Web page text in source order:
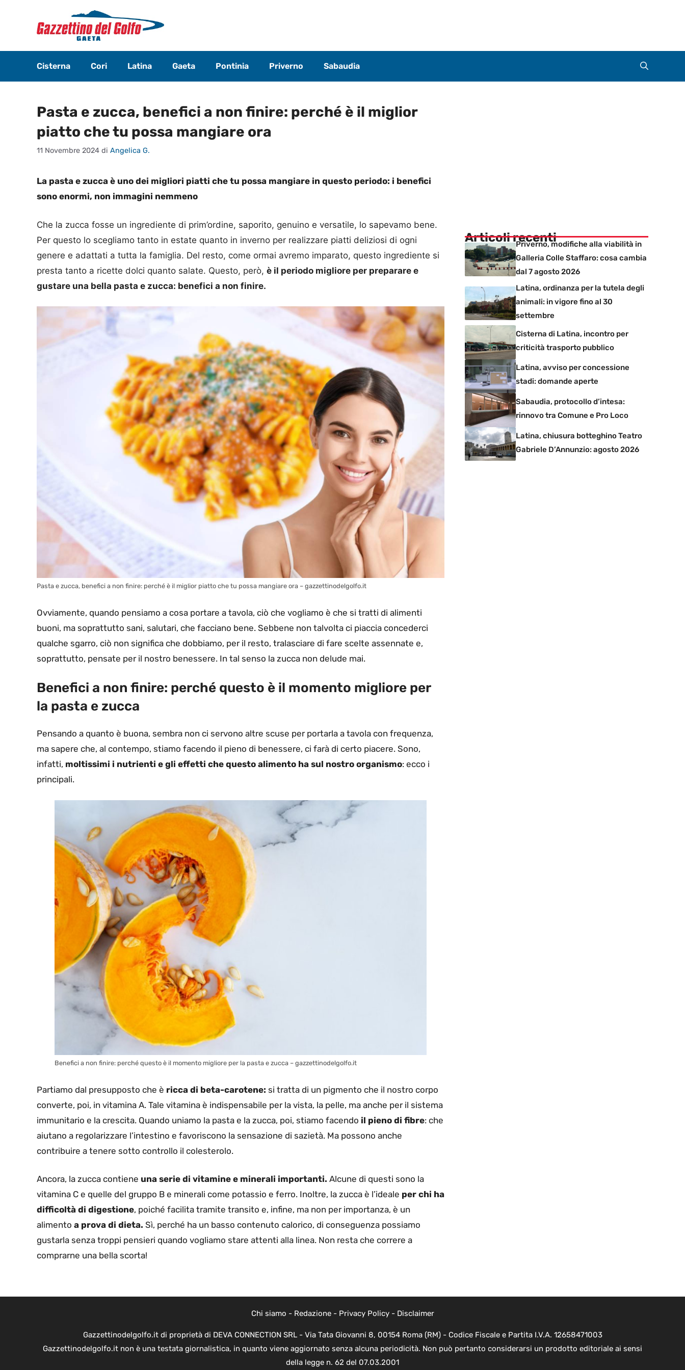
contenuto
Cisterna Cori Latina Gaeta Pontinia Priverno Sabaudia
Pasta e zucca, benefici a non finire: perché è il miglior
piatto che tu possa mangiare ora
11 Novembre 2024 di Angelica G.
La pasta e zucca è uno dei migliori piatti che tu possa mangiare in questo periodo: i benefici
sono enormi, non immagini nemmeno
Che la zucca fosse un ingrediente di prim’ordine, saporito, genuino e versatile, lo sapevamo bene.
Per questo lo scegliamo tanto in estate quanto in inverno per realizzare piatti deliziosi di ogni
genere e adattati a tutta la famiglia. Del resto, come ormai avremo imparato, questo ingrediente si
presta tanto a ricette dolci quanto salate. Questo, però, è il periodo migliore per preparare e
gustare una bella pasta e zucca: benefici a non finire.
Pasta e zucca, benefici a non finire: perché è il miglior piatto che tu possa mangiare ora – gazzettinodelgolfo.it
Ovviamente, quando pensiamo a cosa portare a tavola, ciò che vogliamo è che si tratti di alimenti
buoni, ma soprattutto sani, salutari, che facciano bene. Sebbene non talvolta ci piaccia concederci
qualche sgarro, ciò non significa che dobbiamo, per il resto, tralasciare di fare scelte assennate e,
soprattutto, pensate per il nostro benessere. In tal senso la zucca non delude mai.
Benefici a non finire: perché questo è il momento migliore per
la pasta e zucca
Pensando a quanto è buona, sembra non ci servono altre scuse per portarla a tavola con frequenza,
ma sapere che, al contempo, stiamo facendo il pieno di benessere, ci farà di certo piacere. Sono,
infatti, moltissimi i nutrienti e gli effetti che questo alimento ha sul nostro organismo: ecco i
principali.
Benefici a non finire: perché questo è il momento migliore per la pasta e zucca – gazzettinodelgolfo.it
Partiamo dal presupposto che è ricca di beta-carotene: si tratta di un pigmento che il nostro corpo
converte, poi, in vitamina A. Tale vitamina è indispensabile per la vista, la pelle, ma anche per il sistema
immunitario e la crescita. Quando uniamo la pasta e la zucca, poi, stiamo facendo il pieno di fibre: che
aiutano a regolarizzare l’intestino e favoriscono la sensazione di sazietà. Ma possono anche
contribuire a tenere sotto controllo il colesterolo.
Ancora, la zucca contiene una serie di vitamine e minerali importanti. Alcune di questi sono la
vitamina C e quelle del gruppo B e minerali come potassio e ferro. Inoltre, la zucca è l’ideale per chi ha
difficoltà di digestione, poiché facilita tramite transito e, infine, ma non per importanza, è un
alimento a prova di dieta. Sì, perché ha un basso contenuto calorico, di conseguenza possiamo
gustarla senza troppi pensieri quando vogliamo stare attenti alla linea. Non resta che correre a
comprarne una bella scorta!
Articoli recentiPriverno, modifiche alla viabilità in
Galleria Colle Staffaro: cosa cambia
dal 7 agosto 2026
Latina, ordinanza per la tutela degli
animali: in vigore fino al 30
settembre
Cisterna di Latina, incontro per
criticità trasporto pubblico
Latina, avviso per concessione
stadi: domande aperte
Sabaudia, protocollo d’intesa:
rinnovo tra Comune e Pro Loco
Latina, chiusura botteghino Teatro
Gabriele D’Annunzio: agosto 2026
Chi siamo - Redazione- Privacy Policy- Disclaimer
Gazzettinodelgolfo.it di proprietà di DEVA CONNECTION SRL - Via Tata Giovanni 8, 00154 Roma (RM) - Codice Fiscale e Partita I.V.A. 12658471003
Gazzettinodelgolfo.it non è una testata giornalistica, in quanto viene aggiornato senza alcuna periodicità. Non può pertanto considerarsi un prodotto editoriale ai sensi
della legge n. 62 del 07.03.2001